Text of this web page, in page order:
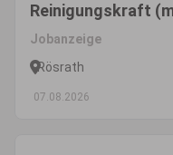
Reinigungskraft
Jobanzeige
Rösrath
07.08.2026